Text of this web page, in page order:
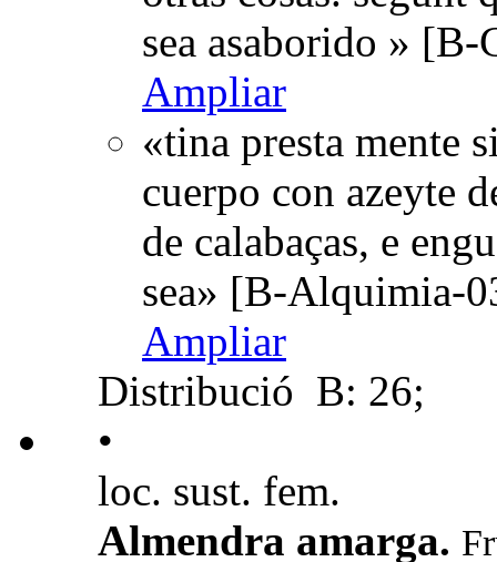
sea asaborido »
Ampliar
«tina presta mente
cuerpo con azeyte
de calabaças, e
sea» [B-Alquimia-
Ampliar
Distribució B: 26;
•
loc. sust. fem.
Almendra amarga.